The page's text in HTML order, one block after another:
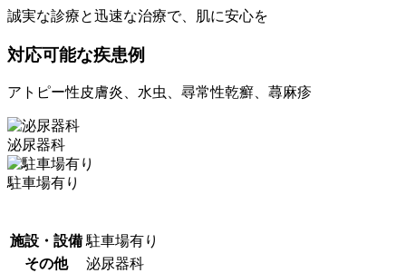
誠実な診療と迅速な治療で、肌に安心を
対応可能な疾患例
アトピー性皮膚炎、水虫、尋常性乾癬、蕁麻疹
泌尿器科
駐車場有り
施設・設備 駐車場有り
その他
泌尿器科